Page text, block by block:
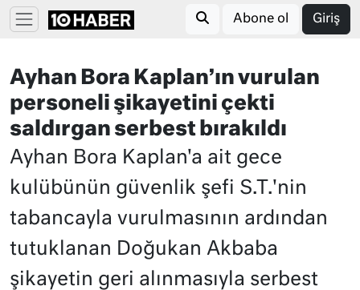
Abone ol Giriş
Ayhan Bora Kaplan’ın vurulan
personeli şikayetini çekti
saldırgan serbest bırakıldı
Ayhan Bora Kaplan'a ait gece
kulübünün güvenlik şefi S.T.'nin
tabancayla vurulmasının ardından
tutuklanan Doğukan Akbaba
şikayetin geri alınmasıyla serbest